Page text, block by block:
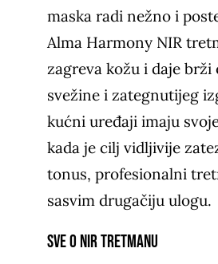
maska radi nežno i
Alma Harmony NIR
zagreva kožu i daje brži
svežine i zategnutijeg
kućni uređaji imaju
kada je cilj vidljivije
tonus, profesionalni
sasvim drugačiju ulogu.
Sve o NIR tretmanu